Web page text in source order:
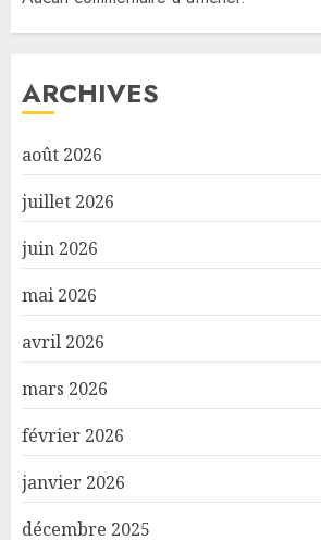
ARCHIVES
août 2026
juillet 2026
juin 2026
mai 2026
avril 2026
mars 2026
février 2026
janvier 2026
décembre 2025